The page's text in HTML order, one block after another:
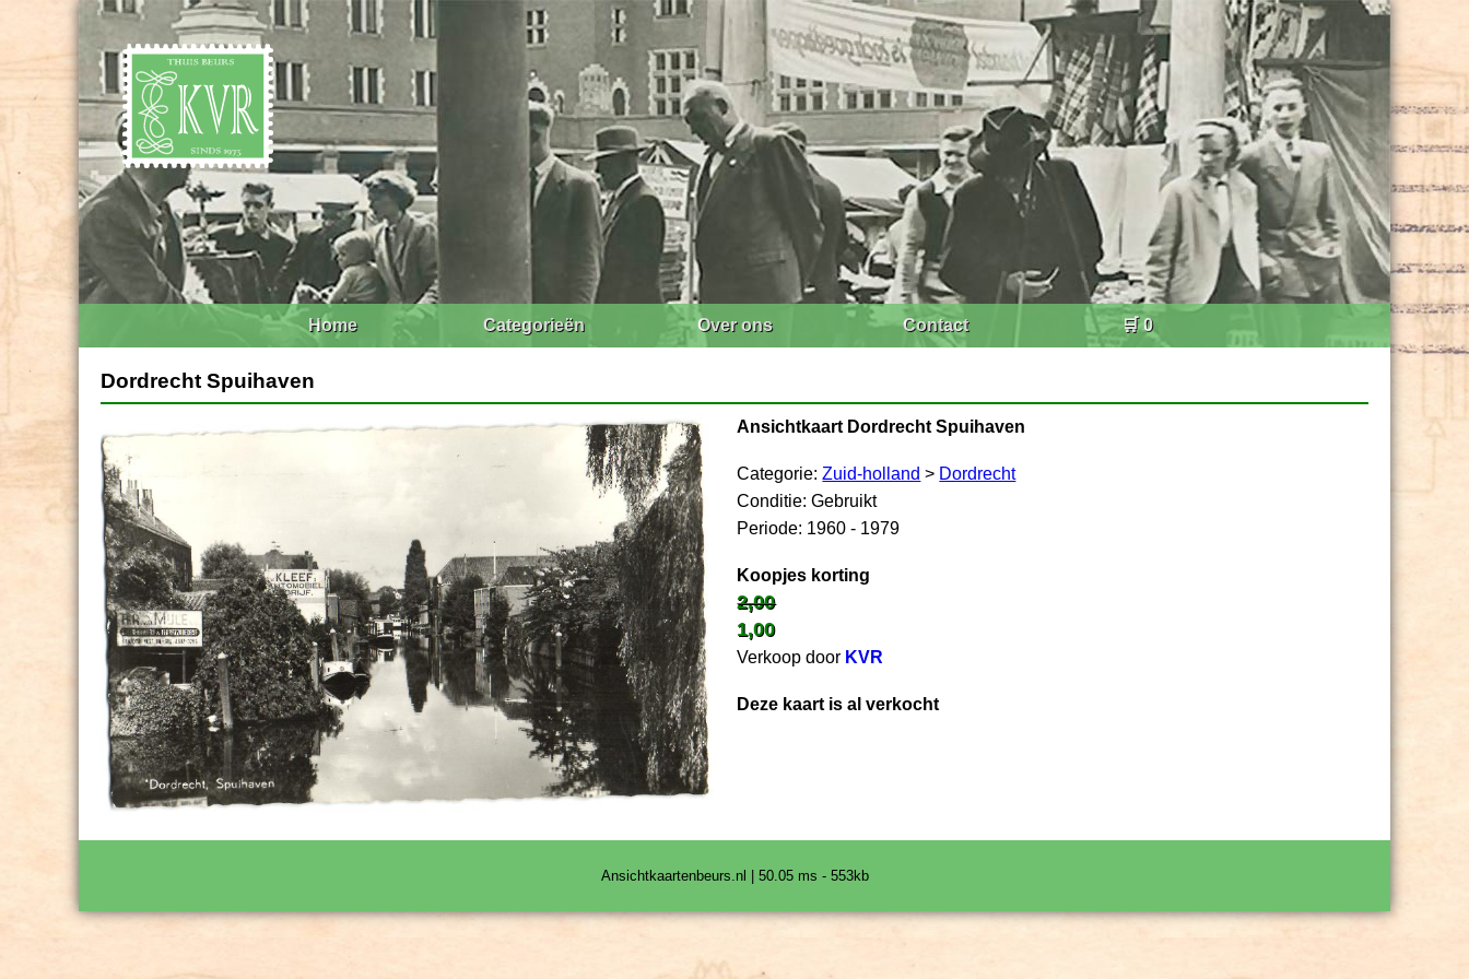
Home Categorieën Over ons Contact 🛒 0
Dordrecht Spuihaven
Ansichtkaart Dordrecht Spuihaven
Categorie:Zuid-holland > Dordrecht
Conditie: Gebruikt
Periode: 1960 - 1979
Koopjes korting
2,00
1,00
Verkoop door KVR
Deze kaart is al verkocht
Ansichtkaartenbeurs.nl | 50.05 ms - 553kb